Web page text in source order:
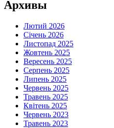
Архивы
Лютий 2026
Січень 2026
Листопад 2025
Жовтень 2025
Вересень 2025
Серпень 2025
Липень 2025
Червень 2025
Травень 2025
Квітень 2025
Червень 2023
Травень 2023